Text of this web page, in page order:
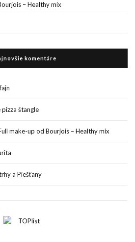
– Healthy mix
komentáre
pizza štangle
make-up od Bourjois – Healthy mix
a Piešťany